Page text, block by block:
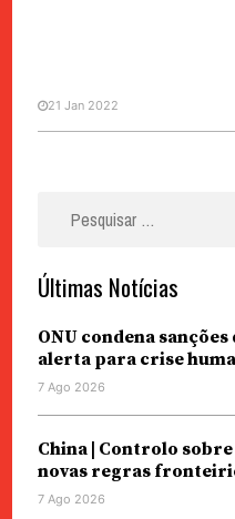
Cinema
21 Jan 2022
Últimas Notícias
ONU condena
alerta para crise
7 Ago 2026
China | Controlo
novas regras
7 Ago 2026